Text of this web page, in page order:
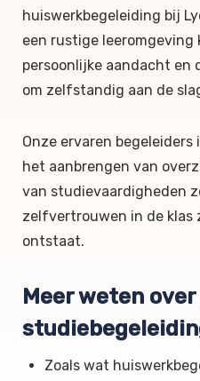
huiswerkbegeleiding bij
een rustige
persoonlijke aandacht en
om zelfstandig aan de
Onze ervaren begeleiders
het aanbrengen van
van studievaardigheden
zelfvertrouwen in de klas
ontstaat.
Meer weten
Zoals wat